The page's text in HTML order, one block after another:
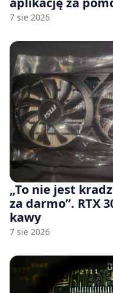
7 sie 2026
„To nie jest
za darmo”. RTX
kawy
7 sie 2026